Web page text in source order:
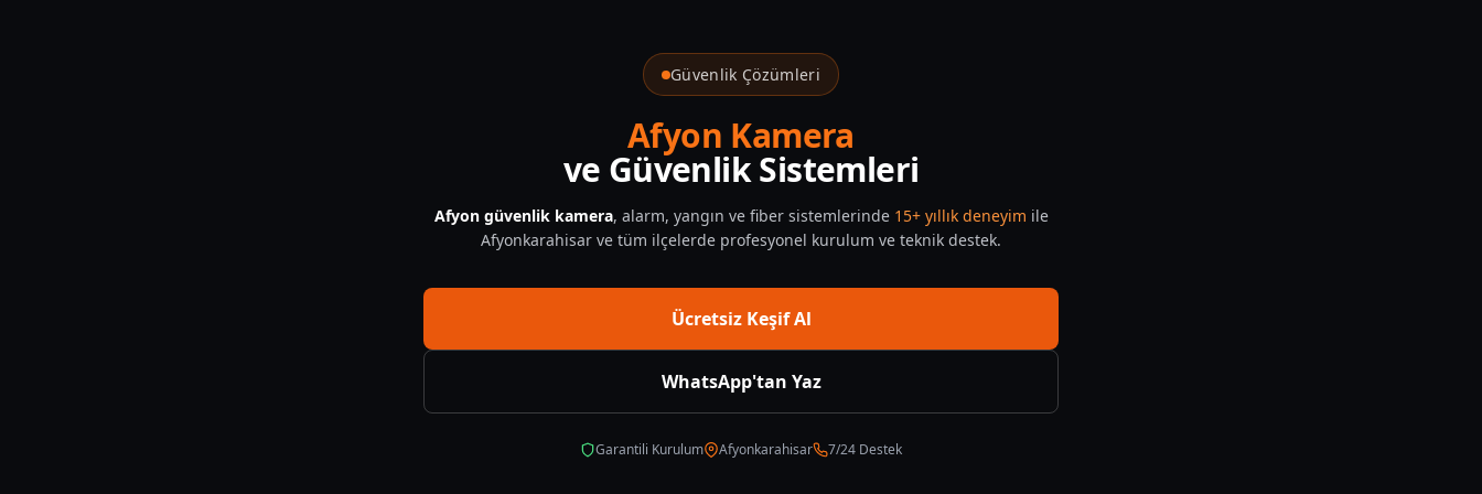
Güvenlik Çözümleri
Afyon Kamera
ve Güvenlik Sistemleri
Afyon güvenlik kamera, alarm, yangın ve fiber sistemlerinde 15+ yıllık deneyim ile
Afyonkarahisar ve tüm ilçelerde profesyonel kurulum ve teknik destek.
Ücretsiz Keşif Al
WhatsApp'tan Yaz
Garantili Kurulum Afyonkarahisar 7/24 Destek